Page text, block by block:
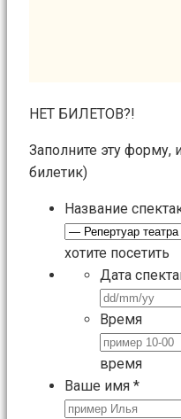
НЕТ БИЛЕТОВ?!
Заполните эту
билетик)
Название
хотите посетить
Дата
Время
время
Ваше имя *